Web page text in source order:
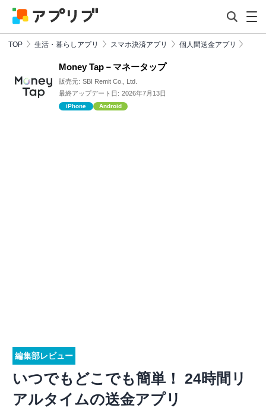
TOP 生活・暮らしアプリ スマホ決済アプリ 個人間送金アプリ
Money Tap－マネータップ
販売元: SBI Remit Co., Ltd.
最終アップデート日: 2026年7月13日
iPhone Android
編集部レビュー
いつでもどこでも簡単！ 24時間リ
アルタイムの送金アプリ